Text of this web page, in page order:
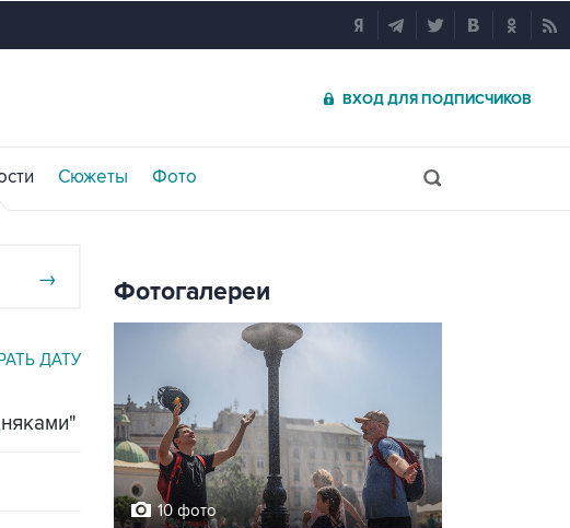
ВХОД ДЛЯ ПОДПИСЧИКОВ
Сюжеты Фото
→
ДАТУ
Фотогалереи
10 фото